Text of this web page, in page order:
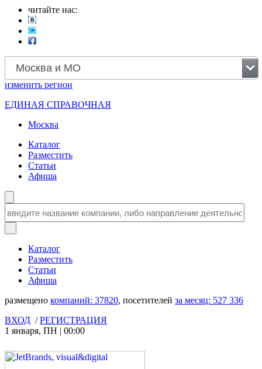
читайте нас:
Москва и МО
изменить регион
ЕДИНАЯ СПРАВОЧНАЯ
Москва
Каталог
Разместить
Статьи
Афиша
Каталог
Разместить
Статьи
Афиша
размещено компаний: 37820, посетителей за месяц: 527 336
ВХОД /РЕГИСТРАЦИЯ
1 января, ПН | 00:00